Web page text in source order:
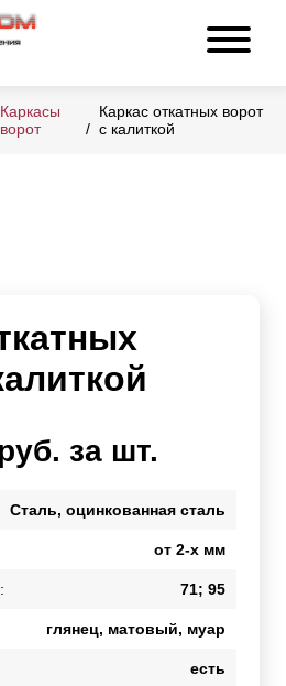
Каркасы
ворот
Каркас откатных ворот
с калиткой
за шт.
Сталь, оцинкованная сталь
от 2-х мм
71; 95
глянец, матовый, муар
есть